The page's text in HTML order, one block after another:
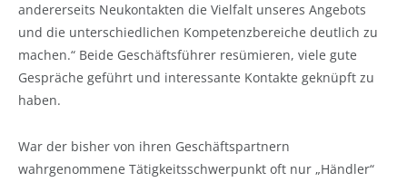
andererseits Neukontakten die Vielfalt unseres Angebots
und die unterschiedlichen Kompetenzbereiche deutlich zu
machen.“ Beide Geschäftsführer resümieren, viele gute
Gespräche geführt und interessante Kontakte geknüpft zu
haben.
War der bisher von ihren Geschäftspartnern
wahrgenommene Tätigkeitsschwerpunkt oft nur „Händler“